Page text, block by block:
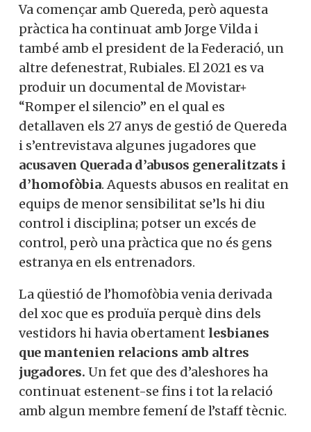
Va començar amb Quereda, però aquesta
pràctica ha continuat amb Jorge Vilda i
també amb el president de la Federació, un
altre defenestrat, Rubiales. El 2021 es va
produir un documental de Movistar+
“Romper el silencio” en el qual es
detallaven els 27 anys de gestió de Quereda
i s’entrevistava algunes jugadores que
acusaven Querada d’abusos generalitzats i
d’homofòbia. Aquests abusos en realitat en
equips de menor sensibilitat se’ls hi diu
control i disciplina; potser un excés de
control, però una pràctica que no és gens
estranya en els entrenadors.
La qüestió de l’homofòbia venia derivada
del xoc que es produïa perquè dins dels
vestidors hi havia obertament lesbianes
que mantenien relacions amb altres
jugadores. Un fet que des d’aleshores ha
continuat estenent-se fins i tot la relació
amb algun membre femení de l’staff tècnic.